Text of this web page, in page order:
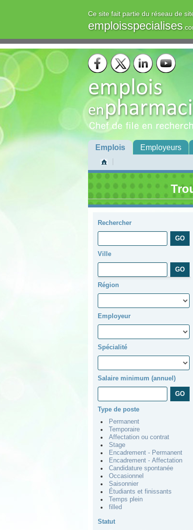
Ce site fait partie du réseau de
emploisspecialises
Emplois Employeurs
Rechercher
Ville
Région
Employeur
Spécialité
Salaire minimum (annuel)
Type de poste
Permanent
Temporaire
Affectation ou contrat
Stage
Encadrement - Permanent
Encadrement - Affectation
Candidature spontanée
Occasionnel
Saisonnier
Étudiants et finissants
Temps plein
filled
Statut